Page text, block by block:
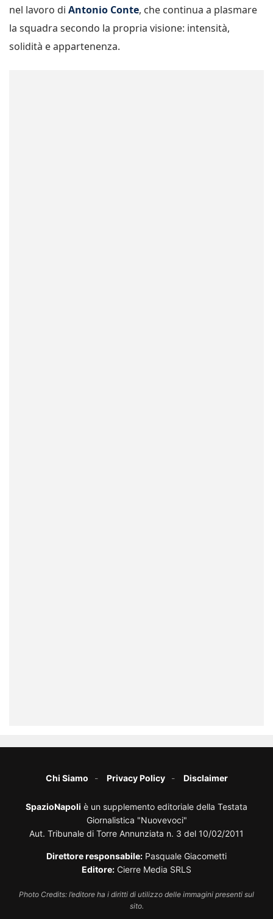
nel lavoro di Antonio Conte, che continua a plasmare
la squadra secondo la propria visione: intensità,
solidità e appartenenza.
Chi Siamo Privacy Policy Disclaimer
SpazioNapoli è un supplemento editoriale della Testata
Giornalistica "Nuovevoci"
Aut. Tribunale di Torre Annunziata n. 3 del 10/02/2011
Direttore responsabile: Pasquale Giacometti
Editore: Cierre Media SRLS
Photo Credits: l’editore ha i diritti di utilizzo delle immagini presenti sul
sito.